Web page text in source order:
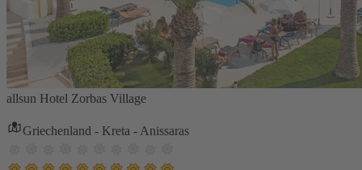
allsun Hotel Zorbas Village
Griechenland - Kreta - Anissaras